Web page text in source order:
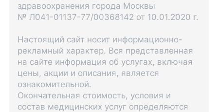
здравоохранения города Москвы
№ Л041-01137-77/00368142 от 10.01.2020 г.
Настоящий сайт носит информационно-
рекламный характер. Вся представленная
на сайте информация об услугах, включая
цены, акции и описания, является
ознакомительной.
Окончательная стоимость, условия и
состав медицинских услуг определяются